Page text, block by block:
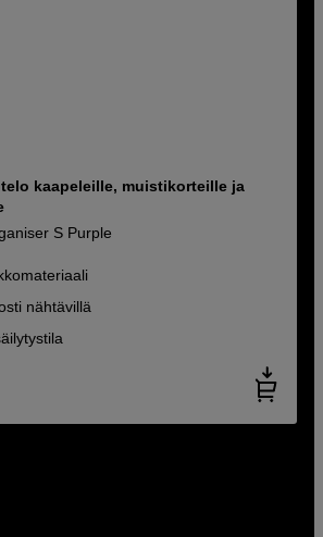
kaapeleille, muistikorteille ja
S Purple
nähtävillä